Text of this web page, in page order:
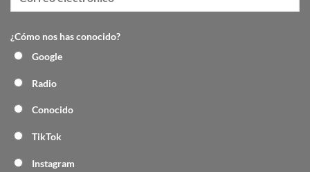
¿Cómo nos has conocido?
Google
Radio
Conocido
TikTok
Instagram